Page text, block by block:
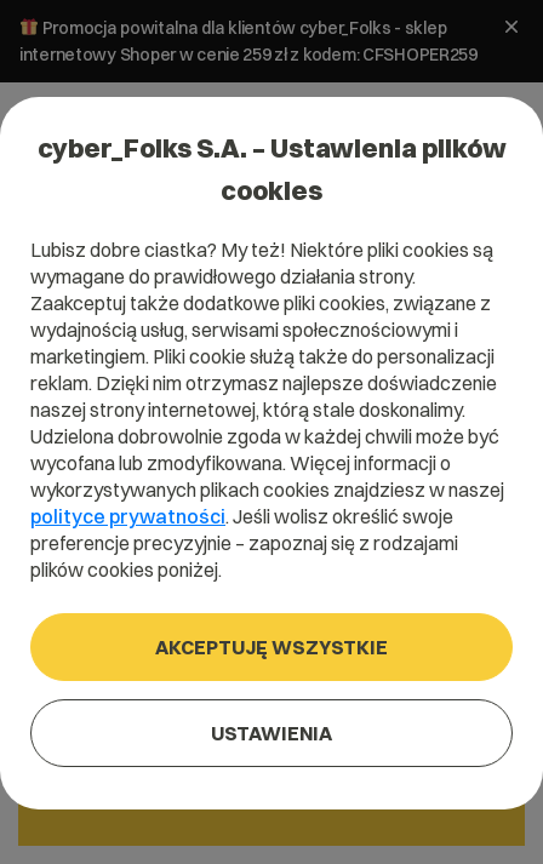
Promocja powitalna dla klientów cyber_Folks - sklep
internetowy Shoper w cenie 259 zł z kodem: CFSHOPER259
Szybkość strony
zwiększona do 13x!
Poznaj CDN.
CDN to maksymalna liczba zamówień,
Bo najszybsi – wygrywają.
START
cyber_Folks S.A. – Ustawienia plików
cookies
Lubisz dobre ciastka? My też! Niektóre pliki cookies są
wymagane do prawidłowego działania strony.
Zaakceptuj także dodatkowe pliki cookies, związane z
wydajnością usług, serwisami społecznościowymi i
marketingiem. Pliki cookie służą także do personalizacji
reklam. Dzięki nim otrzymasz najlepsze doświadczenie
naszej strony internetowej, którą stale doskonalimy.
Udzielona dobrowolnie zgoda w każdej chwili może być
wycofana lub zmodyfikowana. Więcej informacji o
wykorzystywanych plikach cookies znajdziesz w naszej
polityce prywatności. Jeśli wolisz określić swoje
preferencje precyzyjnie – zapoznaj się z rodzajami
plików cookies poniżej.
AKCEPTUJĘ WSZYSTKIE
USTAWIENIA